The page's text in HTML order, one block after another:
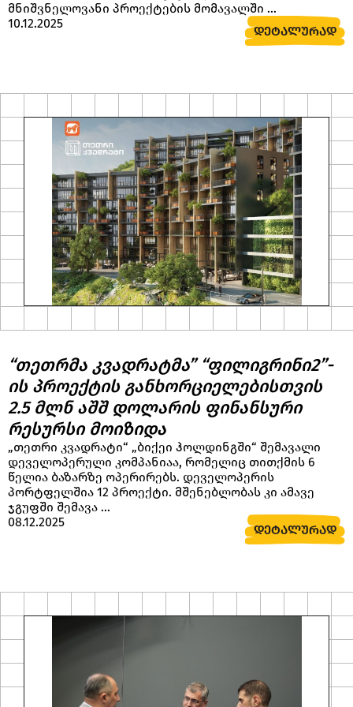
მნიშვნელოვანი პროექტების მომავალში ...
10.12.2025
ᲓᲔᲢᲐᲚᲣᲠᲐᲓ
“თეთრმა კვადრატმა” “ფილიგრინი2”-
ის პროექტის განხორციელებისთვის
2.5 მლნ აშშ დოლარის ფინანსური
რესურსი მოიზიდა
„თეთრი კვადრატი“ „ბიქეი ჰოლდინგში“ შემავალი
დეველოპერული კომპანიაა, რომელიც თითქმის 6
წელია ბაზარზე ოპერირებს. დეველოპერის
პორტფელშია 12 პროექტი. მშენებლობას კი ამავე
ჯგუფში შემავა ...
08.12.2025
ᲓᲔᲢᲐᲚᲣᲠᲐᲓ